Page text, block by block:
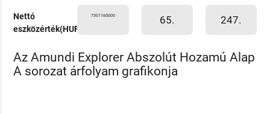
Nettó
eszközérték(HUF)
7301160000 65. 247.
Az Amundi Explorer Abszolút Hozamú Alap
A sorozat árfolyam grafikonja